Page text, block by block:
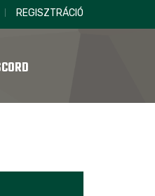
REGISZTRÁCIÓ